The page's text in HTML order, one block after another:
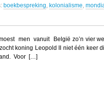
boekbespreking, kolonialisme,
vanuit België zo’n vier
koning Leopold II niet één
Voor […]